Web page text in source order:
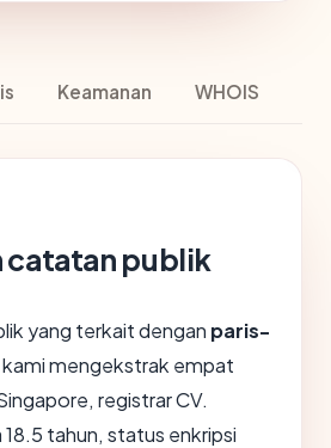
Keamanan WHOIS
catatan publik
yang terkait dengan paris-
kami mengekstrak empat
registrar CV.
tahun, status enkripsi